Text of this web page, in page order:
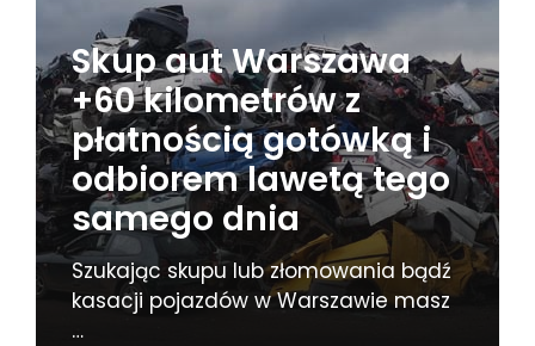
Skup aut Warszawa
+60 kilometrów z
płatnością gotówką i
odbiorem lawetą tego
samego dnia
Szukając skupu lub złomowania bądź
kasacji pojazdów w Warszawie masz
…